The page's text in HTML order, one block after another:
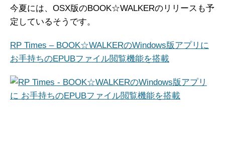
今夏には、OSX版のBOOK☆WALKERのリリースも予
定しているそうです。
RP Times – BOOK☆WALKERのWindows版アプリに
お手持ちのEPUBファイル閲覧機能を搭載